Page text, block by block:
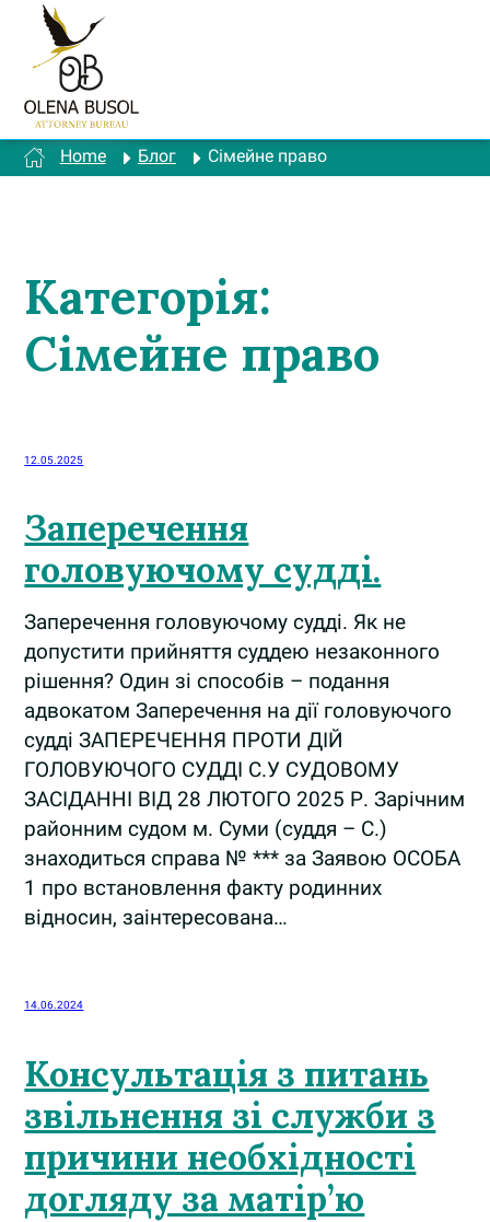
Home Блог Сімейне право
Категорія:
Сімейне право
12.05.2025
Заперечення
головуючому судді.
Заперечення головуючому судді. Як не
допустити прийняття суддею незаконного
рішення? Один зі способів – подання
адвокатом Заперечення на дії головуючого
судді ЗАПЕРЕЧЕННЯ ПРОТИ ДІЙ
ГОЛОВУЮЧОГО СУДДІ C.У СУДОВОМУ
ЗАСІДАННІ ВІД 28 ЛЮТОГО 2025 Р. Зарічним
районним судом м. Суми (суддя – С.)
знаходиться справа № *** за Заявою ОСОБА
1 про встановлення факту родинних
відносин, заінтересована…
14.06.2024
Консультація з питань
звільнення зі служби з
причини необхідності
догляду за матір’ю